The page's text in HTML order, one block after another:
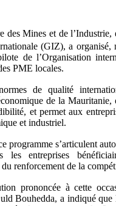
des Mines et de
(GIZ), a
de l’Organisation
PME locales.
de qualité
de la
et permet aux
et industriel.
programme s’articulent
les entreprises
renforcement de la
prononcée à cette
Bouhedda, a indiqué que